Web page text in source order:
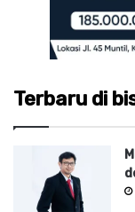
Terbaru di